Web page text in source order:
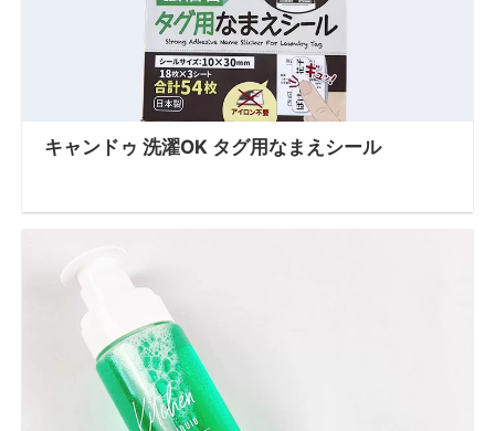
キャンドゥ 洗濯OK タグ用なまえシール